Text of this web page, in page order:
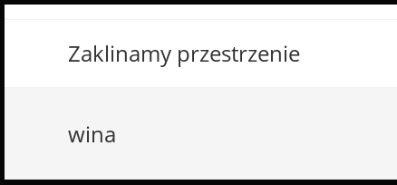
Zaklinamy przestrzenie
wina